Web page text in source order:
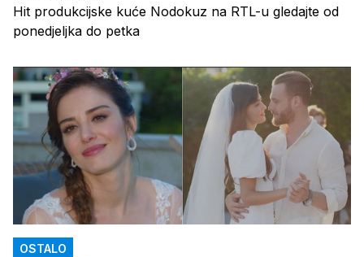
Hit produkcijske kuće Nodokuz na RTL-u gledajte od
ponedjeljka do petka
OSTALO